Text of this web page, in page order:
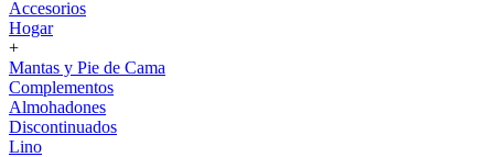
Accesorios
Hogar
+
Mantas y Pie de Cama
Complementos
Almohadones
Discontinuados
Lino